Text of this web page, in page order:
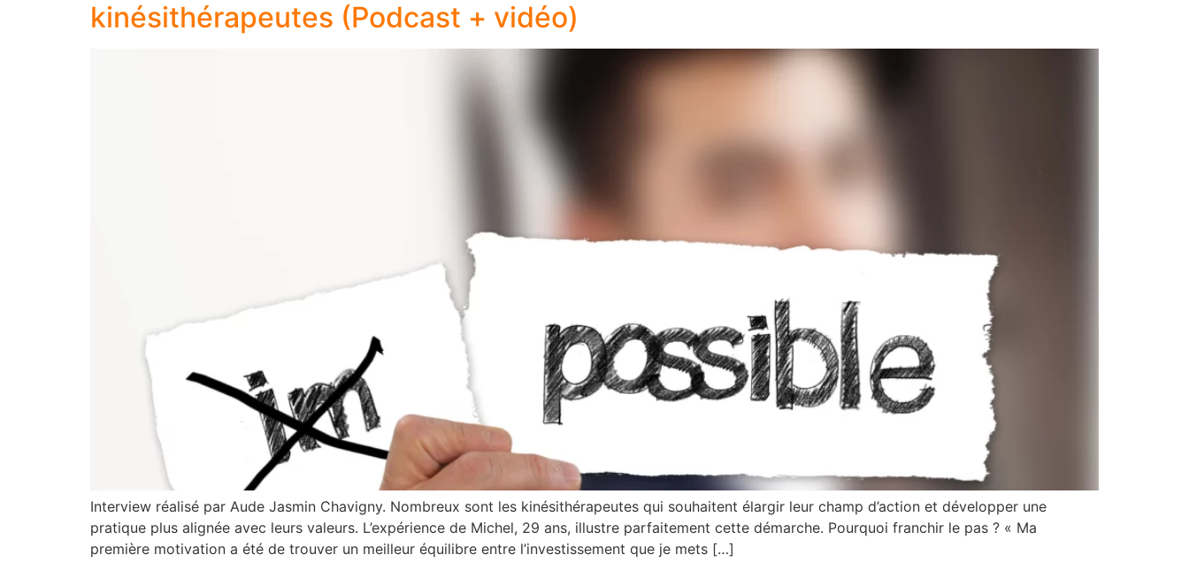
kinésithérapeutes (Podcast + vidéo)
Interview réalisé par Aude Jasmin Chavigny. Nombreux sont les kinésithérapeutes qui souhaitent élargir leur champ d’action et développer une
pratique plus alignée avec leurs valeurs. L’expérience de Michel, 29 ans, illustre parfaitement cette démarche. Pourquoi franchir le pas ? « Ma
première motivation a été de trouver un meilleur équilibre entre l’investissement que je mets […]